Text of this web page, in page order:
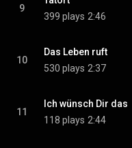
9
399 plays 2:46
10
Das Leben ruft
530 plays 2:37
11
Ich wünsch Dir das
118 plays 2:44